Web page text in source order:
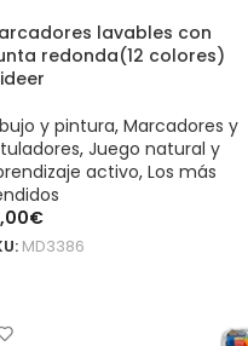
lavables con
redonda(12 colores)
y pintura, Marcadores y
, Juego natural y
activo, Los más
€
MD3386